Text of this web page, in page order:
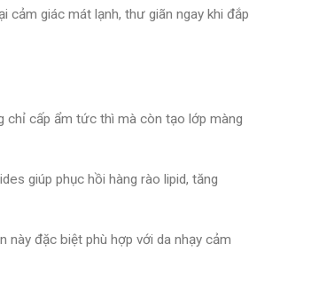
cảm giác mát lạnh, thư giãn ngay khi đắp
chỉ cấp ẩm tức thì mà còn tạo lớp màng
giúp phục hồi hàng rào lipid, tăng
này đặc biệt phù hợp với da nhạy cảm